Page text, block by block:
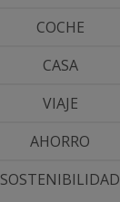
COCHE
CASA
VIAJE
AHORRO
SOSTENIBILIDAD